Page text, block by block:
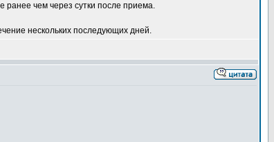
ранее чем через сутки после приема.
нескольких последующих дней.